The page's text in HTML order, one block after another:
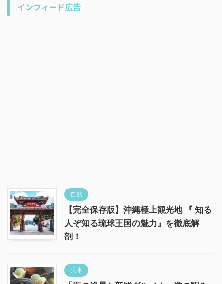
インフィード広告
自然
【完全保存版】沖縄極上観光地 『 知る
人ぞ知る琉球王国の魅力』を徹底解
剖！
兵庫